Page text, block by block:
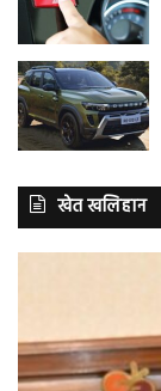
खेत खलिहान